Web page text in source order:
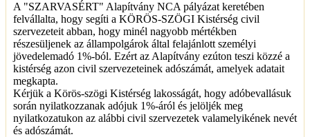
A "SZARVASÉRT" Alapítvány NCA pályázat keretében
felvállalta, hogy segíti a KÖRÖS-SZÖGI Kistérség civil
szervezeteit abban, hogy minél nagyobb mértékben
részesüljenek az állampolgárok által felajánlott személyi
jövedelemadó 1%-ból. Ezért az Alapítvány ezúton teszi közzé a
kistérség azon civil szervezeteinek adószámát, amelyek adatait
megkapta.
Kérjük a Körös-szögi Kistérség lakosságát, hogy adóbevallásuk
során nyilatkozzanak adójuk 1%-áról és jelöljék meg
nyilatkozatukon az alábbi civil szervezetek valamelyikének nevét
és adószámát.